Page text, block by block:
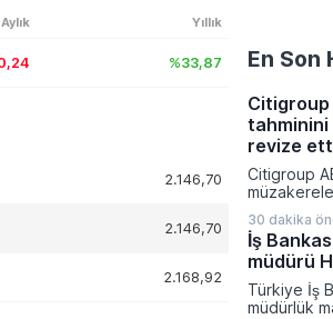
Aylık Yıllık
%33,87
2.146,70
2.146,70
2.168,92
En Son
tahminini
revize
Citigroup
güncelledi.
üçüncü
petrol
yönlü
30 dakika
İş
müdürü
Türkiye İş
müdürlük